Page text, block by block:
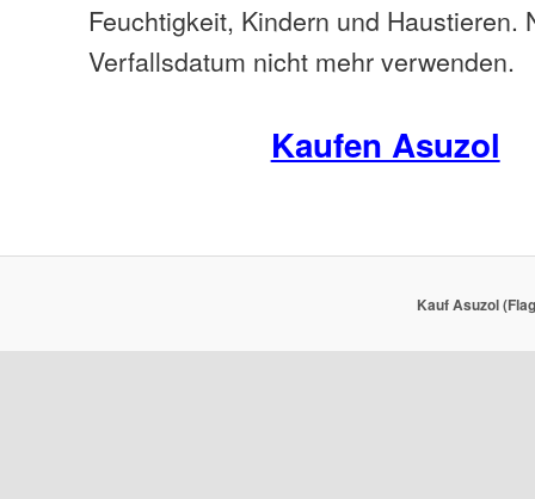
Feuchtigkeit, Kindern und Haustieren.
Verfallsdatum nicht mehr verwenden.
Kaufen Asuzol
Kauf Asuzol